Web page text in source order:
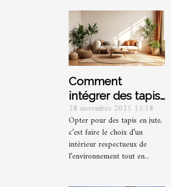
Comment
intégrer des tapis
en jute pour un
intérieur
écologique ?
28 novembre 2025 15:58
Opter pour des tapis en jute,
c’est faire le choix d’un
intérieur respectueux de
l’environnement tout en...